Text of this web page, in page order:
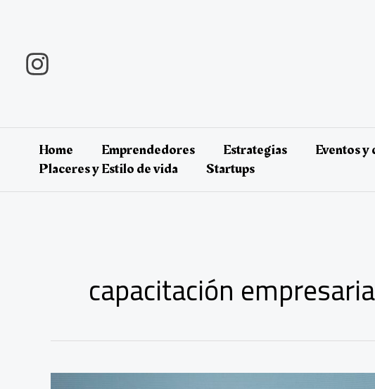
contenido
Home Emprendedores Estrategias Eventos
Placeres y Estilo de vida
Startups
capacitación